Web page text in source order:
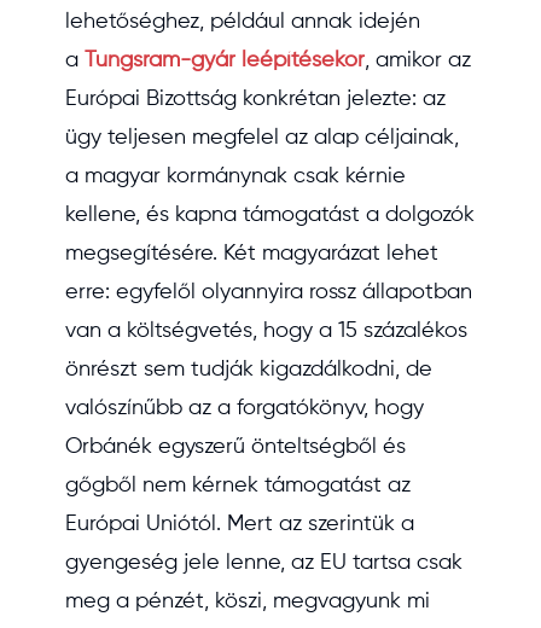
lehetőséghez, például annak idején
a
Tungsram-gyár leépítésekor, amikor az
Európai Bizottság konkrétan jelezte: az
ügy teljesen megfelel az alap céljainak,
a magyar kormánynak csak kérnie
kellene, és kapna támogatást a dolgozók
megsegítésére. Két magyarázat lehet
erre: egyfelől olyannyira rossz állapotban
van a költségvetés, hogy a 15 százalékos
önrészt sem tudják kigazdálkodni, de
valószínűbb az a forgatókönyv, hogy
Orbánék egyszerű önteltségből és
gőgből nem kérnek támogatást az
Európai Uniótól. Mert az szerintük a
gyengeség jele lenne, az EU tartsa csak
meg a pénzét, köszi, megvagyunk mi